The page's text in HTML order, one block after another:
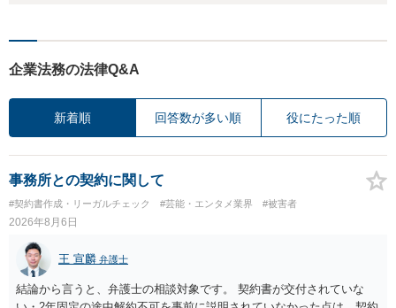
企業法務の法律Q&A
新着順 回答数が多い順 役にたった順
事務所との契約に関して
#契約書作成・リーガルチェック #芸能・エンタメ業界 #被害者
2026年8月6日
王 宣麟 弁護士
結論から言うと、弁護士の相談対象です。 契約書が交付されていな